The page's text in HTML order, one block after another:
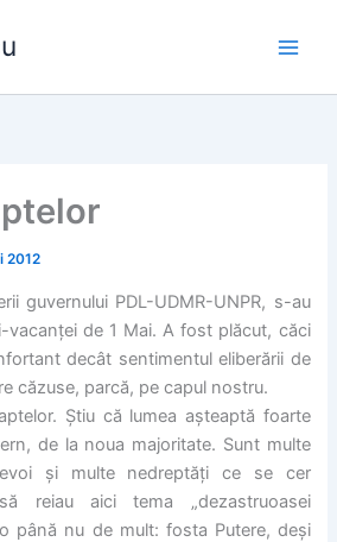
2012
guvernului PDL-UDMR-UNPR, s-au
vacanţei de 1 Mai. A fost plăcut, căci
decât sentimentul eliberării de
căzuse, parcă, pe capul nostru.
Ştiu că lumea aşteaptă foarte
de la noua majoritate. Sunt multe
şi multe nedreptăţi ce se cer
reiau aici tema „dezastruoasei
până nu de mult: fosta Putere, deşi